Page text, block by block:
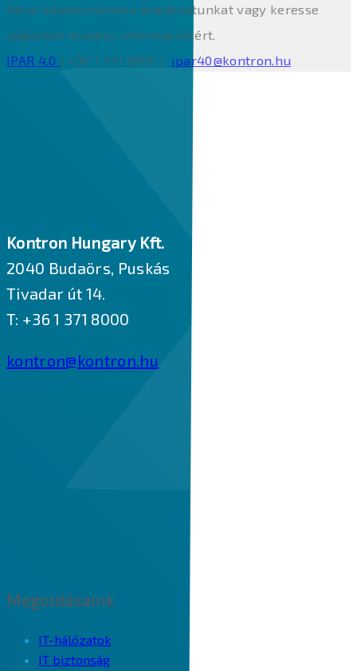
Kérje kedvezményes árajánlatunkat vagy keresse
cégünket további információkért.
IPAR 4.0 | +36 1 371 8060 | ipar40@kontron.hu
Kontron Hungary Kft.
2040 Budaörs, Puskás
Tivadar út 14.
T: +36 1 371 8000
kontron@kontron.hu
Megoldásaink
IT-hálózatok
IT biztonság